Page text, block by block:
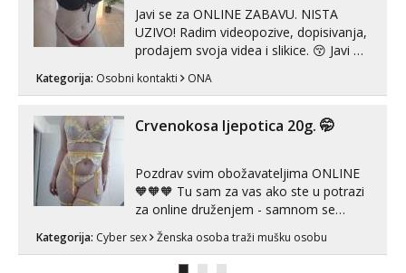
Javi se za ONLINE ZABAVU. NISTA
UZIVO! Radim videopozive, dopisivanja,
prodajem svoja videa i slikice. 😚 Javi mi
Telegram. +385 91 723 0045
Kategorija: Osobni kontakti ONA
Crvenokosa ljepotica 20g. 🤭
Pozdrav svim obožavateljima ONLINE
🧡🧡🧡 Tu sam za vas ako ste u potrazi
za online druženjem - samnom se
možete zabaviti preko videopoziva, ili
ako vam nisam dovoljna radim i u paru i
trojci s kolegicama, svaka je drugačija
Kategorija: Cyber sex Ženska osoba traži mušku osobu